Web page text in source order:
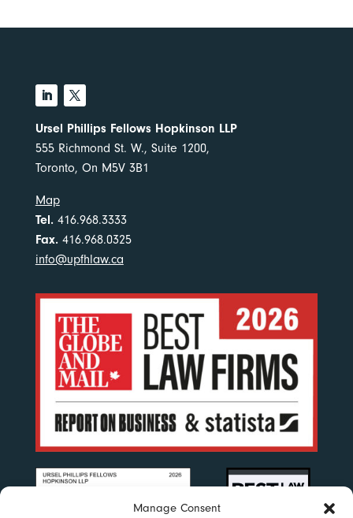
Manage Consent
Ursel Phillips Fellows Hopkinson LLP
555 Richmond St. W., Suite 1200,
Toronto, On M5V 3B1
Map
Tel.416.968.3333
Fax.416.968.0325
info@upfhlaw.ca